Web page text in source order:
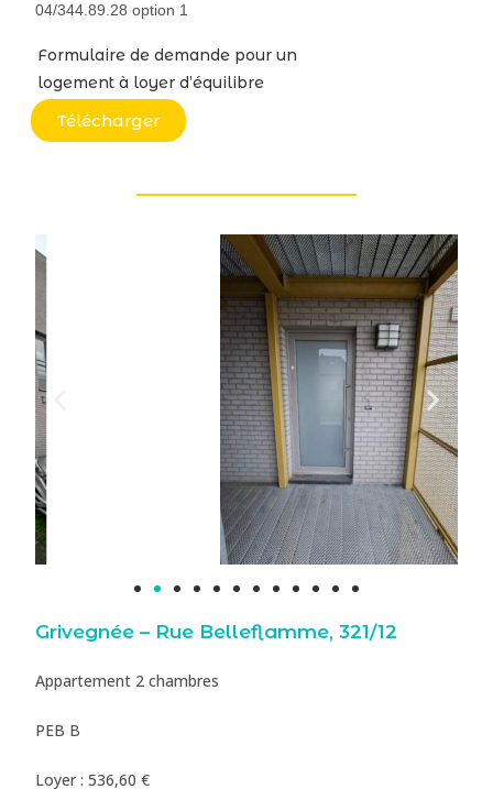
04/344.89.28 option 1
Formulaire de demande pour un
logement à loyer d’équilibre
Télécharger
Grivegnée – Rue Belleflamme, 321/12
Appartement 2 chambres
PEB B
Loyer : 536,60 €